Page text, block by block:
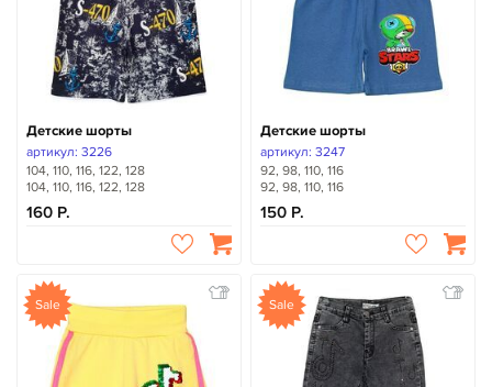
Детские шорты
артикул: 3226
104, 110, 116, 122, 128
104, 110, 116, 122, 128
160
Детские шорты
артикул: 3247
92, 98, 110, 116
92, 98, 110, 116
150
Sale Sale